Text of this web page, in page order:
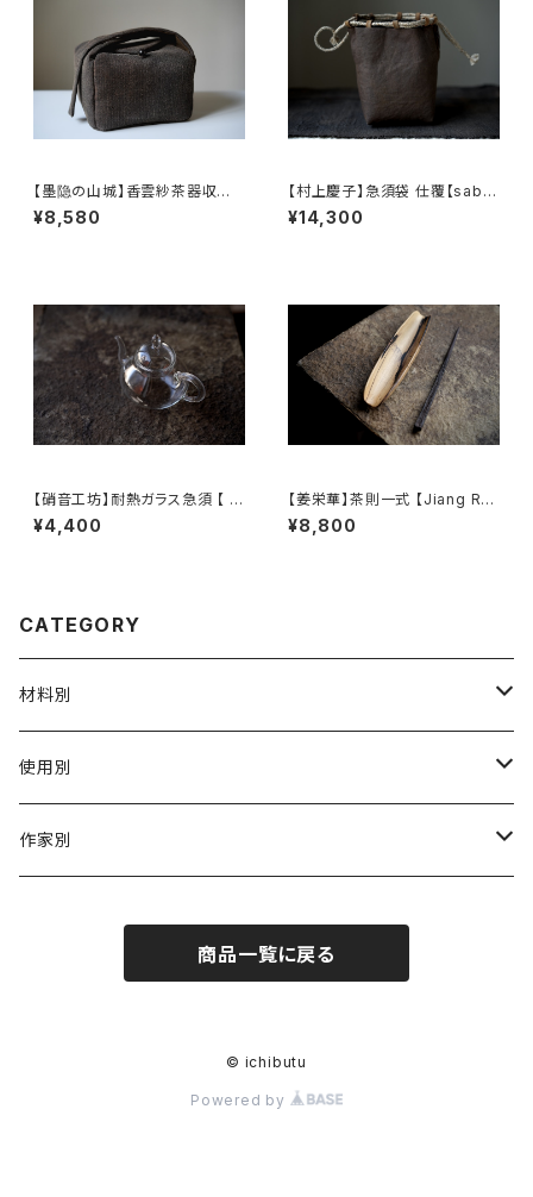
【墨隐の山城】香雲紗茶器収納
バッグ 「内袋分離式のアウトドア
ティーバッグ」
¥8,580
【村上慶子】急須袋 仕覆【sabi-
nuno】teapot bag tea cadd
y pouch
¥14,300
【硝音工坊】耐熱ガラス急須 【 S
hione Studio】Borosilicate
glass teapot
¥4,400
【姜栄華】茶則一式 【Jiang Ro
nghua】A complete tea tray
set
¥8,800
CATEGORY
材料別
陶磁器
ガラス
使用別
茶壺 急须 土瓶
作家別
商品一覧に戻る
© ichibutu
Powered by